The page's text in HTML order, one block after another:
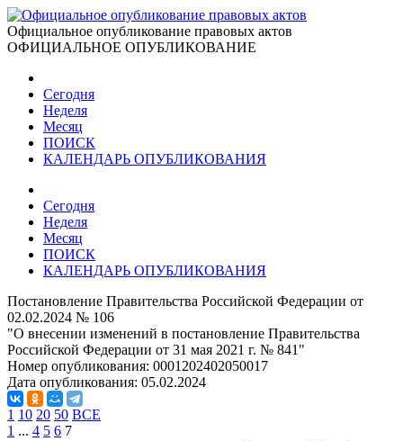
Официальное опубликование правовых актов
ОФИЦИАЛЬНОЕ ОПУБЛИКОВАНИЕ
Сегодня
Неделя
Месяц
ПОИСК
КАЛЕНДАРЬ ОПУБЛИКОВАНИЯ
Сегодня
Неделя
Месяц
ПОИСК
КАЛЕНДАРЬ ОПУБЛИКОВАНИЯ
Постановление Правительства Российской Федерации от
02.02.2024 № 106
"О внесении изменений в постановление Правительства
Российской Федерации от 31 мая 2021 г. № 841"
Номер опубликования: 0001202402050017
Дата опубликования: 05.02.2024
1 10 20 50 ВСЕ
1 ... 4 5 6 7